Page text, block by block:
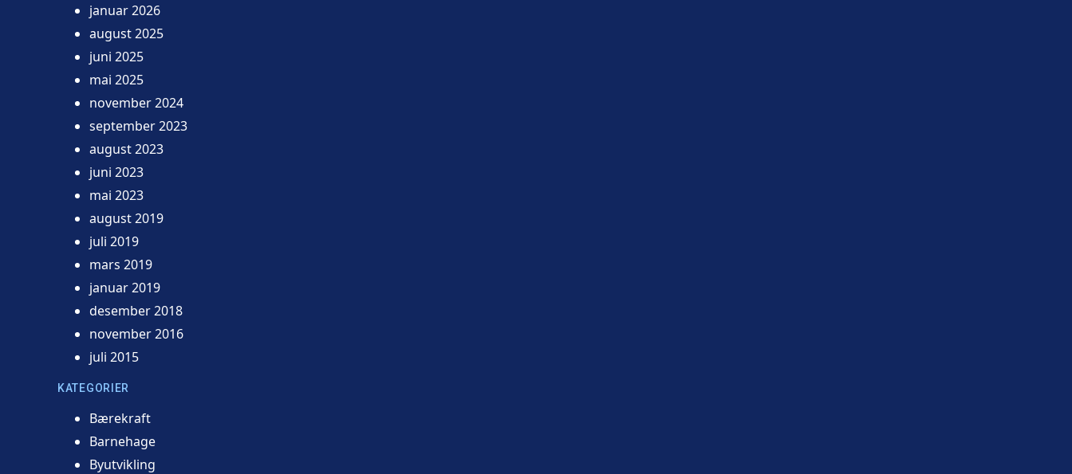
januar 2026
august 2025
juni 2025
mai 2025
november 2024
september 2023
august 2023
juni 2023
mai 2023
august 2019
juli 2019
mars 2019
januar 2019
desember 2018
november 2016
juli 2015
KATEGORIER
Bærekraft
Barnehage
Byutvikling